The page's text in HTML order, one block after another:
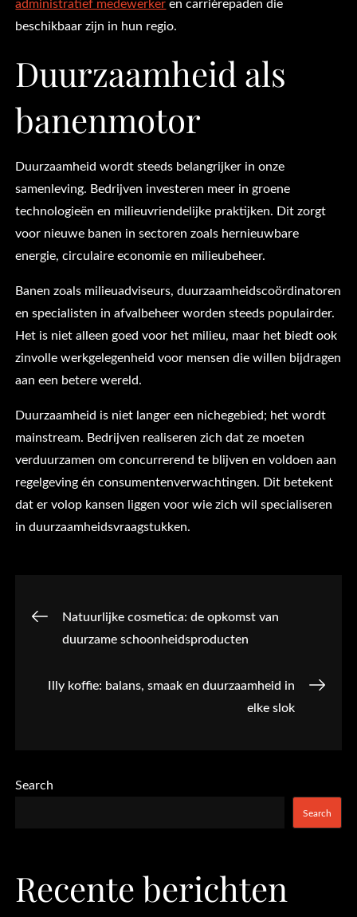
administratief medewerker en carrièrepaden die
beschikbaar zijn in hun regio.
Duurzaamheid als
banenmotor
Duurzaamheid wordt steeds belangrijker in onze
samenleving. Bedrijven investeren meer in groene
technologieën en milieuvriendelijke praktijken. Dit zorgt
voor nieuwe banen in sectoren zoals hernieuwbare
energie, circulaire economie en milieubeheer.
Banen zoals milieuadviseurs, duurzaamheidscoördinatoren
en specialisten in afvalbeheer worden steeds populairder.
Het is niet alleen goed voor het milieu, maar het biedt ook
zinvolle werkgelegenheid voor mensen die willen bijdragen
aan een betere wereld.
Duurzaamheid is niet langer een nichegebied; het wordt
mainstream. Bedrijven realiseren zich dat ze moeten
verduurzamen om concurrerend te blijven en voldoen aan
regelgeving én consumentenverwachtingen. Dit betekent
dat er volop kansen liggen voor wie zich wil specialiseren
in duurzaamheidsvraagstukken.
PostNatuurlijke cosmetica: de opkomst van
duurzame schoonheidsproducten
Illy koffie: balans, smaak en duurzaamheid in
elke slok
Search
Search
Recente berichten